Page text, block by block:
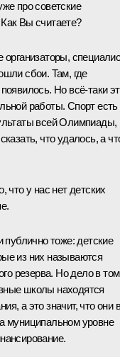
про советские
Вы считаете?
организаторы,
сбои. Там, где
Но всё‑таки
работы. Спорт есть
всей Олимпиады,
что удалось, а
что у нас нет детских
публично тоже: детские
из них называются
резерва. Но дело в
школы находятся
а это значит, что они
муниципальном уровне